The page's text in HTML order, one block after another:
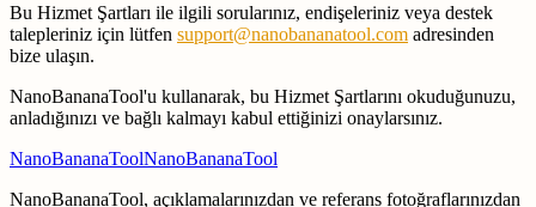
Bu Hizmet Şartları ile ilgili sorularınız, endişeleriniz veya destek
talepleriniz için lütfen support@nanobananatool.com adresinden
bize ulaşın.
NanoBananaTool'u kullanarak, bu Hizmet Şartlarını okuduğunuzu,
anladığınızı ve bağlı kalmayı kabul ettiğinizi onaylarsınız.
NanoBananaToolNanoBananaTool
NanoBananaTool, açıklamalarınızdan ve referans fotoğraflarınızdan